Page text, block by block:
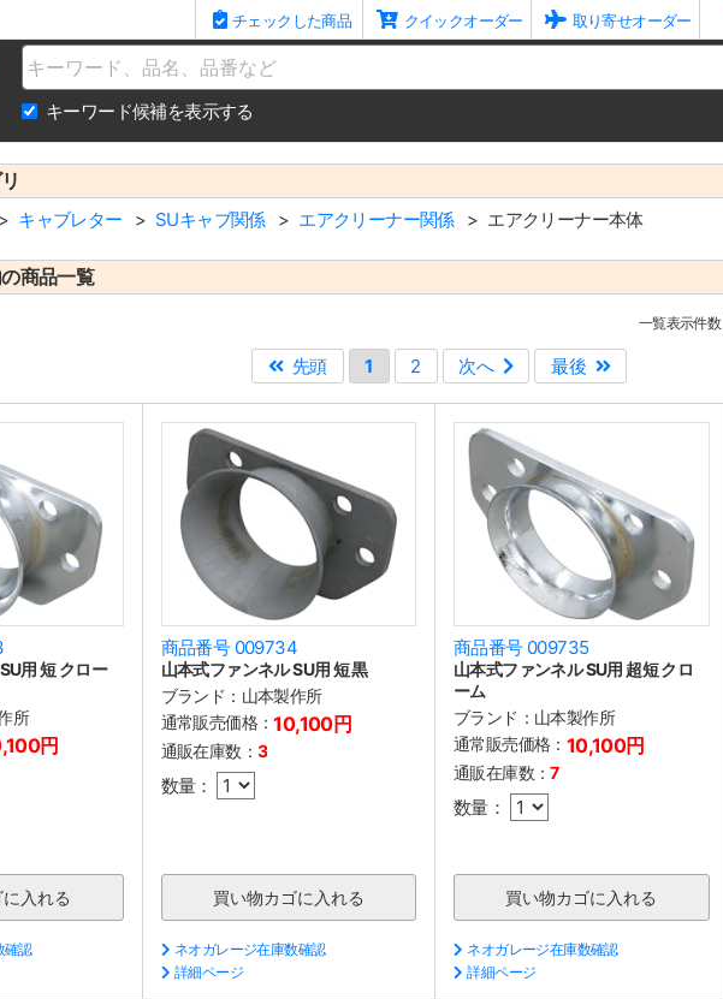
チェックした商品 クイックオーダー 取り寄せオーダー
Name
キーワード候補を表示する
キャブレター SUキャブ関係 エアクリーナー関係 エアクリーナー本体
商品一覧
一覧表示件数
先頭
1 2 次へ 最後
用 短 クロー
所
円
確認
商品番号 009734
山本式ファンネル SU用 短 黒
ブランド： 山本製作所
通常販売価格：10,100円
通販在庫数： 3
数量：
ネオガレージ在庫数確認
詳細ページ
商品番号 009735
山本式ファンネル SU用 超短 クロ
ーム
ブランド： 山本製作所
通常販売価格： 10,100円
通販在庫数：7
数量：
ネオガレージ在庫数確認
詳細ページ